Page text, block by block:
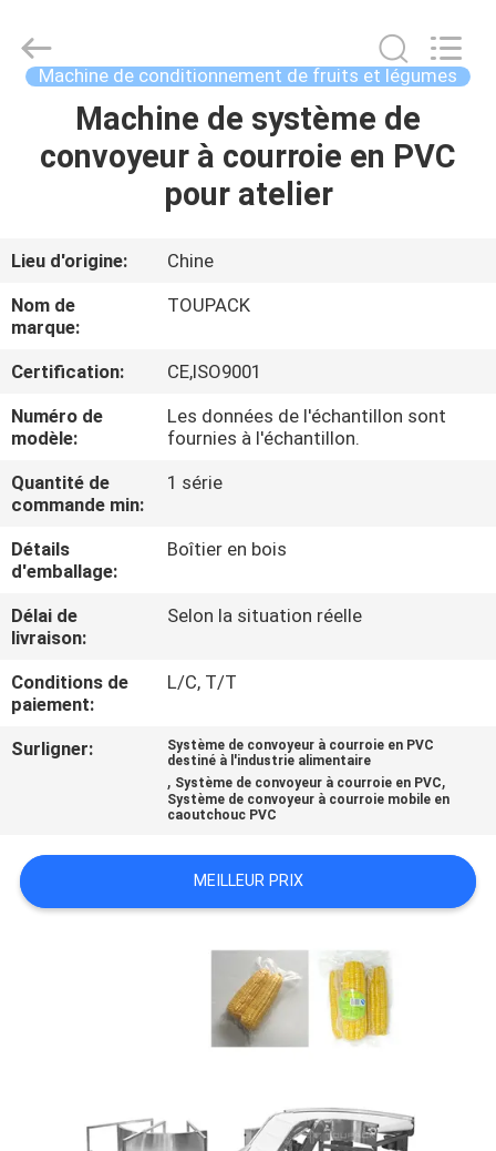
MAISON
À
PROPOS
DE
NOUS
VISITE
D'USINE
CONTRÔLE
DE
QUALITÉ
CONTACTEZ-
NOUS
NOUVELLES
CAS
POLITIQUE
EQUIPMENT
Machine de conditionnement de fruits et légumes
Machine de système de
convoyeur à courroie en PVC
pour atelier
Lieu d'origine:
Chine
Nom de
marque:
TOUPACK
Certification:
CE,ISO9001
Numéro de
modèle:
Les données de l'échantillon sont
fournies à l'échantillon.
Quantité de
commande min:
1 série
Détails
d'emballage:
Boîtier en bois
Délai de
livraison:
Selon la situation réelle
Conditions de
paiement:
L/C, T/T
Surligner:
Système de convoyeur à courroie en PVC
destiné à l'industrie alimentaire
, Système de convoyeur à courroie en PVC,
Système de convoyeur à courroie mobile en
caoutchouc PVC
MEILLEUR PRIX